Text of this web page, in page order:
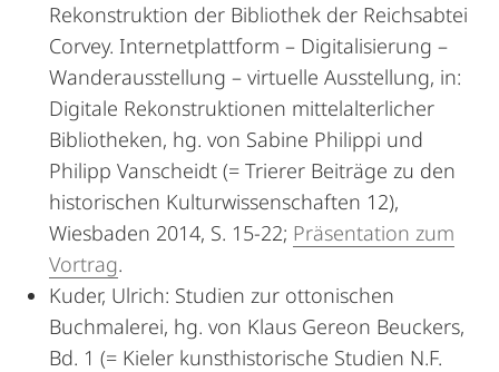
Rekonstruktion der Bibliothek der Reichsabtei
Corvey. Internetplattform – Digitalisierung –
Wanderausstellung – virtuelle Ausstellung, in:
Digitale Rekonstruktionen mittelalterlicher
Bibliotheken, hg. von Sabine Philippi und
Philipp Vanscheidt (= Trierer Beiträge zu den
historischen Kulturwissenschaften 12),
Wiesbaden 2014, S. 15-22; Präsentation zum
Vortrag.
Kuder, Ulrich: Studien zur ottonischen
Buchmalerei, hg. von Klaus Gereon Beuckers,
Bd. 1 (= Kieler kunsthistorische Studien N.F.